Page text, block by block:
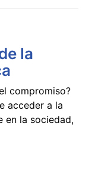
la
compromiso?
acceder a la
en la sociedad,